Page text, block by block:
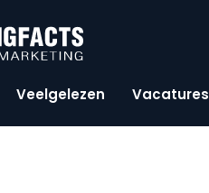
Veelgelezen Vacatures